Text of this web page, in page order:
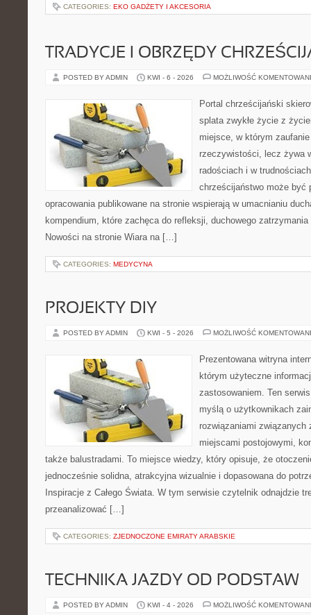
CATEGORIES: EKO GADŻETY I AKCESORIA
TRADYCJE I OBRZĘDY
POSTED BY ADMIN KWI - 6 - 2026 MOŻLIWOŚĆ
Portal chrześcijański
splata zwykłe życie z
miejsce, w którym
rzeczywistości, lecz żywa
radościach i w
chrześcijaństwo może być
opracowania publikowane na stronie wspierają w umacnianiu
kompendium, które zachęca do refleksji, duchowego
Nowości na stronie Wiara na […]
CATEGORIES: MEDYCYNA
PROJEKTY DIY
POSTED BY ADMIN KWI - 5 - 2026 MOŻLIWOŚĆ
Prezentowana witryna
którym użyteczne
zastosowaniem. Ten
myślą o użytkownikach
rozwiązaniami związanych
miejscami postojowymi,
także balustradami. To miejsce wiedzy, który opisuje, że
jednocześnie solidna, atrakcyjna wizualnie i dopasowana do
Inspiracje z Całego Świata. W tym serwisie czytelnik odnajdzie
przeanalizować […]
CATEGORIES: ZJEDNOCZONE EMIRATY ARABSKIE
TECHNIKA JAZDY OD PODSTAW
POSTED BY ADMIN KWI - 4 - 2026 MOŻLIWOŚĆ